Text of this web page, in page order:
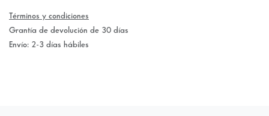
Términos y condiciones
Grantía de devolución de 30 días
Envío: 2-3 días hábiles